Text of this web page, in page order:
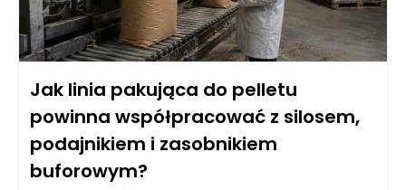
Jak linia pakująca do pelletu
powinna współpracować z silosem,
podajnikiem i zasobnikiem
buforowym?